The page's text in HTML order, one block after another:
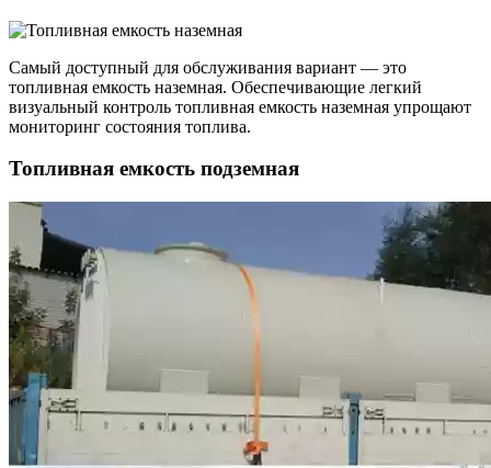
Самый доступный для обслуживания вариант — это
топливная емкость наземная. Обеспечивающие легкий
визуальный контроль топливная емкость наземная упрощают
мониторинг состояния топлива.
Топливная емкость подземная